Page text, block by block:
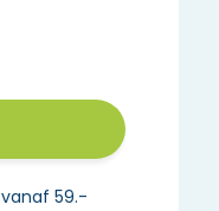
vanaf 59.-